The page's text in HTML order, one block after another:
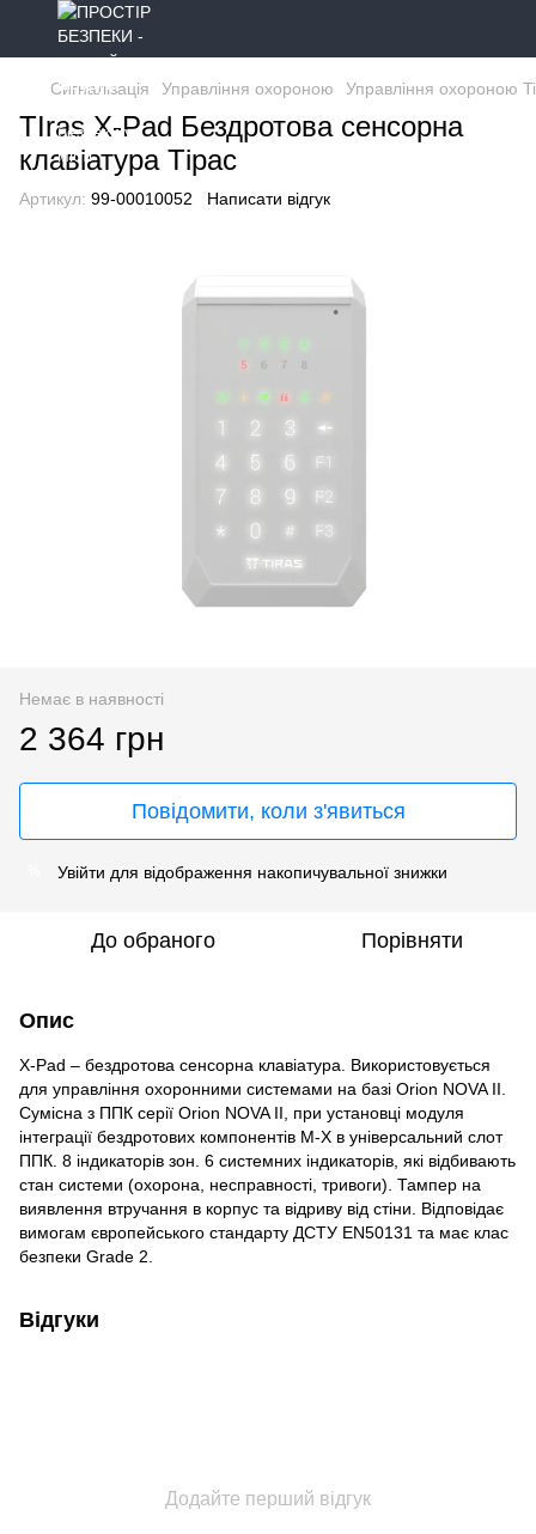
Сигналізація Управління охороною Управління охороною
TIras X-Pad Бездротова сенсорна
клавіатура Тірас
Артикул: 99-00010052 Написати відгук
Немає в наявності
2 364 грн
Повідомити, коли з'явиться
Увійти для відображення накопичувальної знижки
До обраного Порівняти
Опис
X-Pad – бездротова сенсорна клавіатура. Використовується
для управління охоронними системами на базі Orion NOVA II.
Сумісна з ППК серії Orion NOVA II, при установці модуля
інтеграції бездротових компонентів M-X в універсальний слот
ППК. 8 індикаторів зон. 6 системних індикаторів, які відбивають
стан системи (охорона, несправності, тривоги). Тампер на
виявлення втручання в корпус та відриву від стіни. Відповідає
вимогам європейського стандарту ДСТУ EN50131 та має клас
безпеки Grade 2.
Відгуки
Додайте перший відгук